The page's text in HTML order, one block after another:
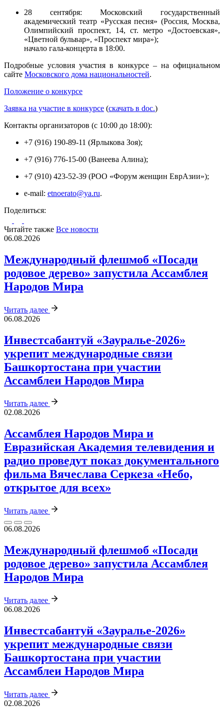
28 сентября: Московский государственный
академический театр «Русская песня» (Россия, Москва,
Олимпийский проспект, 14, ст. метро «Достоевская»,
«Цветной бульвар», «Проспект мира»);
начало гала-концерта в 18:00.
Подробные условия участия в конкурсе – на официальном
сайте Московского дома национальностей.
Положение о конкурсе
Заявка на участие в конкурсе (скачать в doc.)
Контакты организаторов (с 10:00 до 18:00):
+7 (916) 190-89-11 (Ярлыкова Зоя);
+7 (916) 776-15-00 (Ванеева Алина);
+7 (910) 423-52-39 (РОО «Форум женщин ЕврАзии»);
e-mail: etnoerato@ya.ru.
Поделиться:
Читайте также Все новости
06.08.2026
Международный флешмоб «Посади
родовое дерево» запустила Ассамблея
Народов Мира
Читать далее
06.08.2026
Инвестсабантуй «Зауралье‑2026»
укрепит международные связи
Башкортостана при участии
Ассамблеи Народов Мира
Читать далее
02.08.2026
Ассамблея Народов Мира и
Евразийская Академия телевидения и
радио проведут показ документального
фильма Вячеслава Серкеза «Небо,
открытое для всех»
Читать далее
06.08.2026
Международный флешмоб «Посади
родовое дерево» запустила Ассамблея
Народов Мира
Читать далее
06.08.2026
Инвестсабантуй «Зауралье‑2026»
укрепит международные связи
Башкортостана при участии
Ассамблеи Народов Мира
Читать далее
02.08.2026